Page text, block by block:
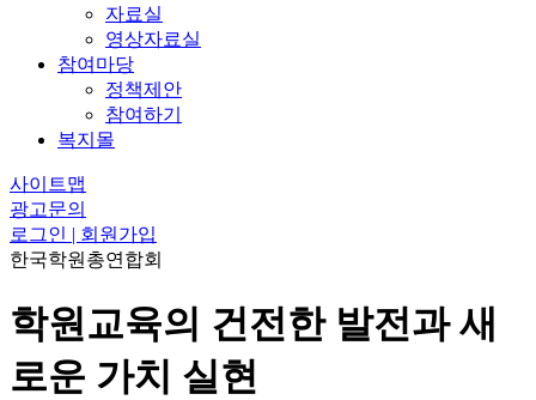
자료실
영상자료실
참여마당
정책제안
참여하기
복지몰
사이트맵
광고문의
로그인 | 회원가입
한국학원총연합회
학원교육의 건전한 발전과 새
로운 가치 실현